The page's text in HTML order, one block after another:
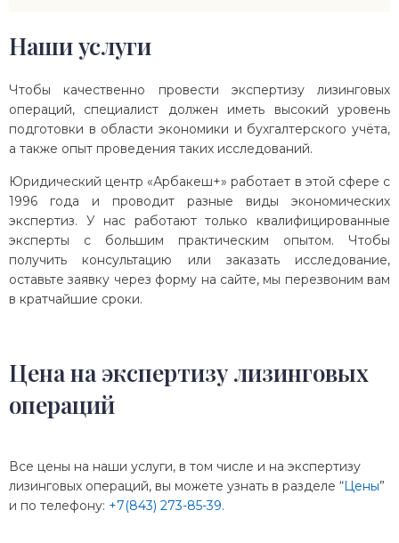
Наши услуги
Чтобы качественно провести экспертизу лизинговых
операций, специалист должен иметь высокий уровень
подготовки в области экономики и бухгалтерского учёта,
а также опыт проведения таких исследований.
Юридический центр «Арбакеш+» работает в этой сфере с
1996 года и проводит разные виды экономических
экспертиз. У нас работают только квалифицированные
эксперты с большим практическим опытом. Чтобы
получить консультацию или заказать исследование,
оставьте заявку через форму на сайте, мы перезвоним вам
в кратчайшие сроки.
Цена на экспертизу лизинговых
операций
Все цены на наши услуги, в том числе и на экспертизу
лизинговых операций, вы можете узнать в разделе “Цены”
и по телефону: +7(843) 273-85-39.